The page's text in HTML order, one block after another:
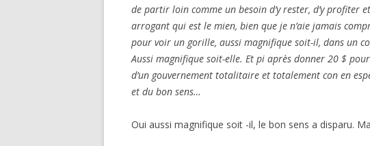
de partir loin comme un besoin d’y rester, d’y profiter
arrogant qui est le mien, bien que je n’aie jamais
pour voir un gorille, aussi magnifique soit-il, dans un
Aussi magnifique soit-elle. Et pi après donner 20 $
d’un gouvernement totalitaire et totalement con en
et du bon sens…
Oui aussi magnifique soit -il, le bon sens a disparu.